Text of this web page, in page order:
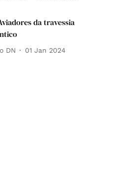
da travessia
DN 01 Jan 2024